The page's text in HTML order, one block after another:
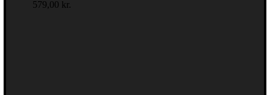
579,00 kr.